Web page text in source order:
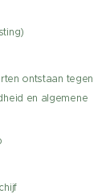
ontstaan tegen
en algemene